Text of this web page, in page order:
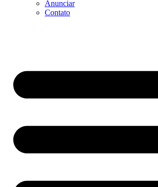
Anunciar
Contato